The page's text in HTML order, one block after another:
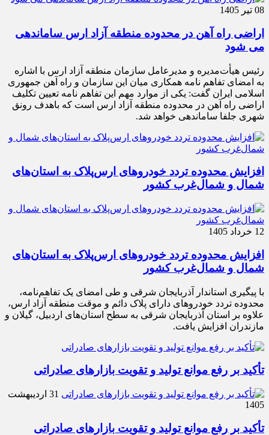
08 تیر 1405
اراضی راه آهن در محدوده منطقه آزاد ارس ساماندهی
می شود
رئیس هیأت‌مدیره و مدیرعامل سازمان منطقه آزاد ارس با اشاره
به امضای تفاهم نامه همکاری میان این سازمان و راه آهن جمهوری
اسلامی ایران گفت: یکی از موارد مهم این تفاهم نامه تعیین تکلیف
اراضی راه آهن در محدوده منطقه آزاد ارس است که باهدف رونق
شهری جلفا ساماندهی خواهد شد.
افزایش محدوده تردد خودروهای ارس‌پلاک به استان‌های
شمال و شمال‌غرب کشور
12 خرداد 1405
افزایش محدوده تردد خودروهای ارس‌پلاک به استان‌های
شمال و شمال‌غرب کشور
با پیگیری استاندار آذربایجان شرقی و طی امضای یک تفاهم‌نامه،
محدوده تردد خودروهای دارای پلاک دائم و موقت منطقه آزاد ارس،
علاوه بر استان آذربایجان شرقی به سطح استان‌های اردبیل، گیلان و
مازندران افزایش یافت.
تأکید بر رفع موانع تولید و تقویت بازارهای صادراتی
31 اردیبهشت
1405
تأکید بر رفع موانع تولید و تقویت بازارهای صادراتی